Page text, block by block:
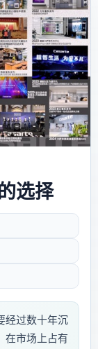
选择
经过数十年沉
在市场上占有